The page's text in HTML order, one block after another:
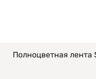
Полноцветная лента